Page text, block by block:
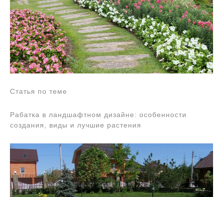
Статья по теме
Рабатка в ландшафтном дизайне: особенности
создания, виды и лучшие растения